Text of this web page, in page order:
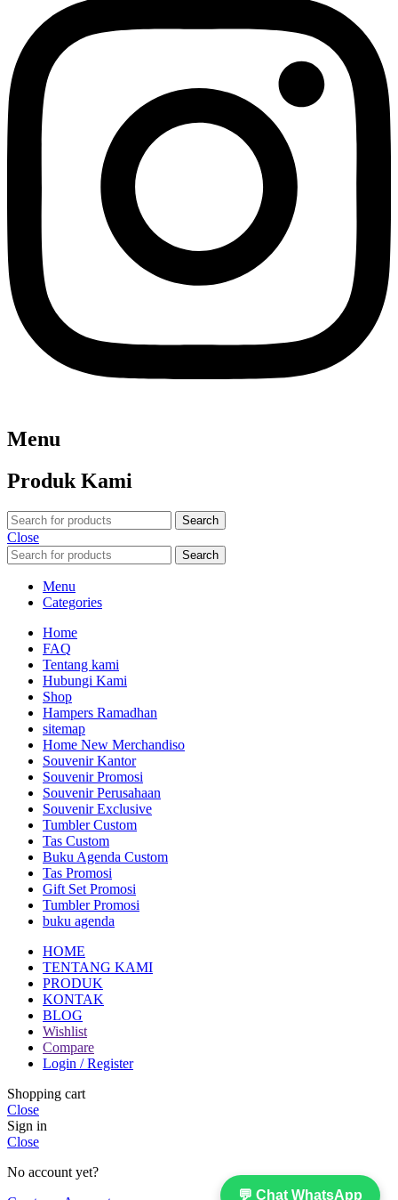
💬 Chat WhatsApp
Menu
Produk Kami
Search
Close
Search
Menu
Categories
Home
FAQ
Tentang kami
Hubungi Kami
Shop
Hampers Ramadhan
sitemap
Home New Merchandiso
Souvenir Kantor
Souvenir Promosi
Souvenir Perusahaan
Souvenir Exclusive
Tumbler Custom
Tas Custom
Buku Agenda Custom
Tas Promosi
Gift Set Promosi
Tumbler Promosi
buku agenda
HOME
TENTANG KAMI
PRODUK
KONTAK
BLOG
Wishlist
Compare
Login / Register
Shopping cart
Close
Sign in
Close
No account yet?